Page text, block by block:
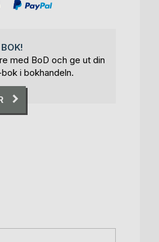
med BoD och ge ut din
i bokhandeln.